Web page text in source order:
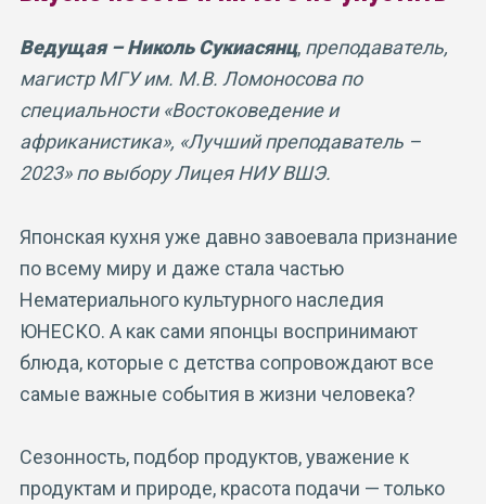
Ведущая – Николь Сукиасянц, преподаватель,
магистр МГУ им. М.В. Ломоносова по
специальности «Востоковедение и
африканистика», «Лучший преподаватель –
2023» по выбору Лицея НИУ ВШЭ.
Японская кухня уже давно завоевала признание
по всему миру и даже стала частью
Нематериального культурного наследия
ЮНЕСКО. А как сами японцы воспринимают
блюда, которые с детства сопровождают все
самые важные события в жизни человека?
Сезонность, подбор продуктов, уважение к
продуктам и природе, красота подачи — только